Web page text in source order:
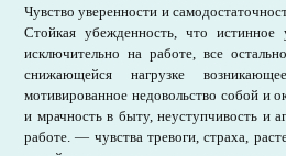
Чувство уверенности и
Стойкая убежденность, что истинное
исключительно на работе, все
снижающейся нагрузке
мотивированное недовольство собой
и мрачность в быту, неуступчивость и
работе. — чувства тревоги, страха,